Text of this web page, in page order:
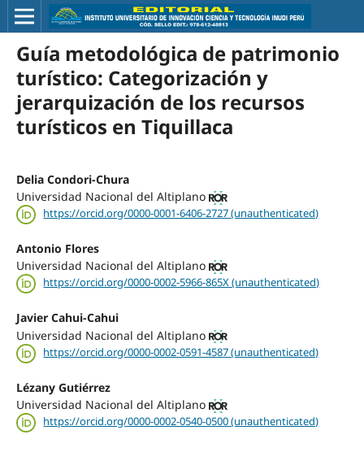
Guía metodológica de patrimonio
turístico: Categorización y
jerarquización de los recursos
turísticos en Tiquillaca
Delia Condori-Chura
Universidad Nacional del Altiplano
https://orcid.org/0000-0001-6406-2727 (unauthenticated)
Antonio Flores
Universidad Nacional del Altiplano
https://orcid.org/0000-0002-5966-865X (unauthenticated)
Javier Cahui-Cahui
Universidad Nacional del Altiplano
https://orcid.org/0000-0002-0591-4587 (unauthenticated)
Lézany Gutiérrez
Universidad Nacional del Altiplano
https://orcid.org/0000-0002-0540-0500 (unauthenticated)